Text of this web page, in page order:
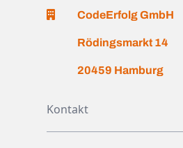
CodeErfolg GmbH
Rödingsmarkt 14
20459 Hamburg
Kontakt